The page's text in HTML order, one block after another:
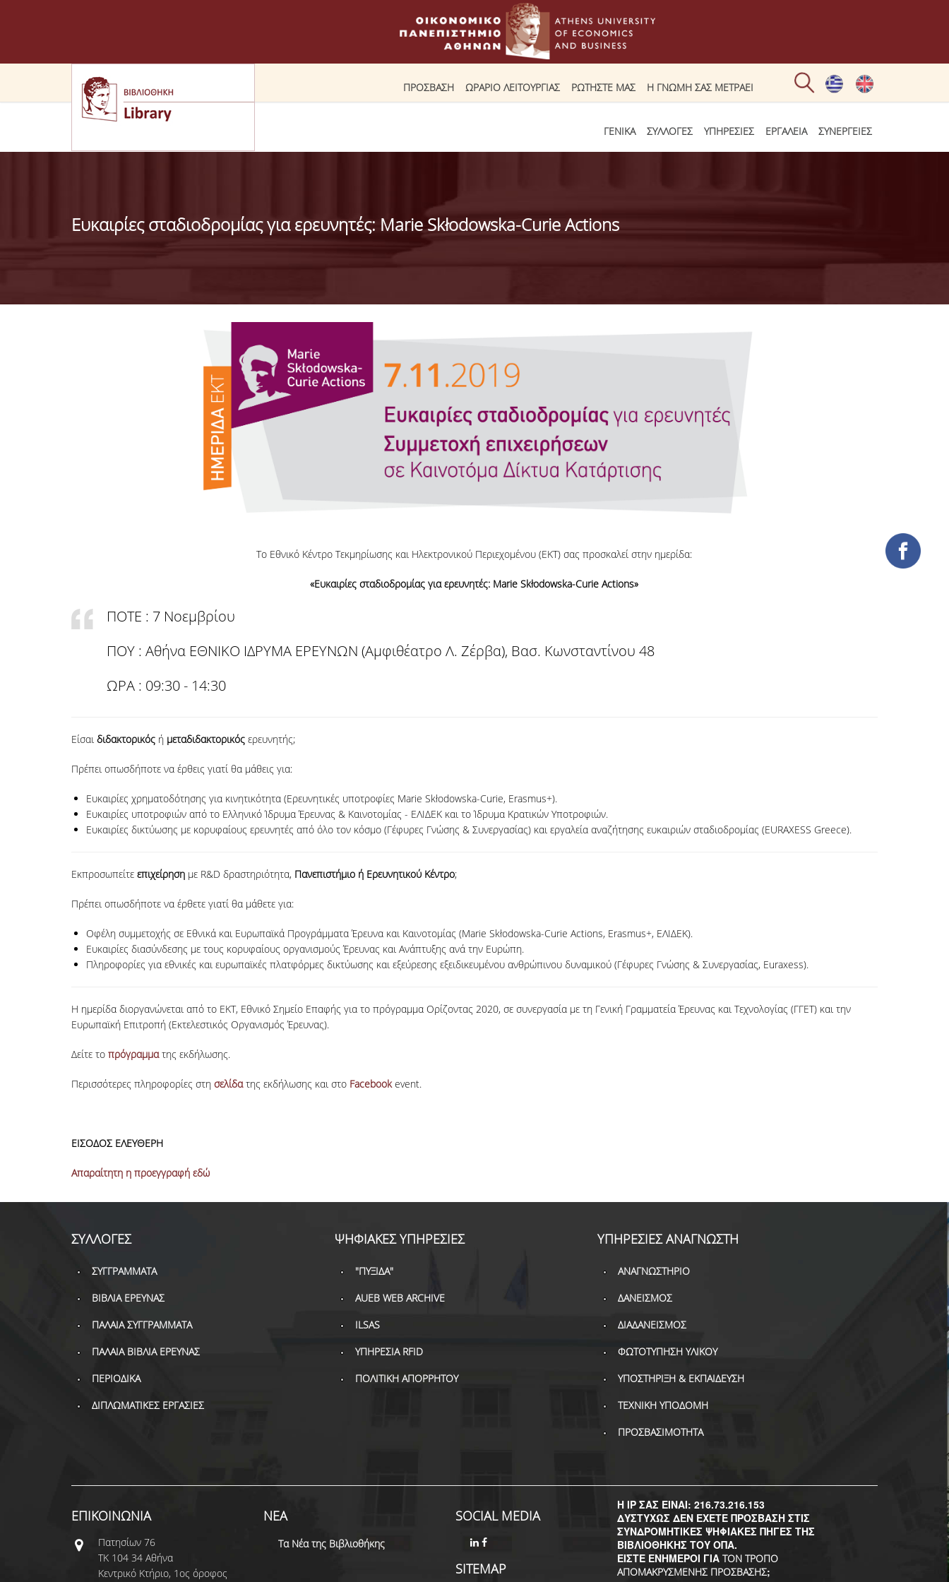
ΠΡΟΣΒΑΣΗ ΩΡΑΡΙΟ ΛΕΙΤΟΥΡΓΙΑΣ ΡΩΤΗΣΤΕ ΜΑΣ Η ΓΝΩΜΗ ΣΑΣ ΜΕΤΡΑΕΙ
ΓΕΝΙΚΑ ΣΥΛΛΟΓΕΣ ΥΠΗΡΕΣΙΕΣ ΕΡΓΑΛΕΙΑ ΣΥΝΕΡΓΕΙΕΣ
Ευκαιρίες σταδιοδρομίας για ερευνητές: Marie Skłodowska-Curie Actions
Το Εθνικό Κέντρο Τεκμηρίωσης και Ηλεκτρονικού Περιεχομένου (ΕΚΤ) σας προσκαλεί στην ημερίδα:
«Ευκαιρίες σταδιοδρομίας για ερευνητές: Marie Skłodowska-Curie Actions»
ΠΟΤΕ : 7 Νοεμβρίου
ΠΟΥ : Αθήνα ΕΘΝΙΚΟ IΔΡΥΜΑ ΕΡΕΥΝΩΝ (Αμφιθέατρο Λ. Ζέρβα), Βασ. Κωνσταντίνου 48
ΩΡΑ : 09:30 - 14:30
Είσαι διδακτορικός ή μεταδιδακτορικός ερευνητής;
Πρέπει οπωσδήποτε να έρθεις γιατί θα μάθεις για:
Ευκαιρίες χρηματοδότησης για κινητικότητα (Ερευνητικές υποτροφίες Marie Skłodowska-Curie, Erasmus+).
Ευκαιρίες υποτροφιών από το Ελληνικό Ίδρυμα Έρευνας & Καινοτομίας - ΕΛΙΔΕΚ και το Ίδρυμα Κρατικών Υποτροφιών.
Ευκαιρίες δικτύωσης με κορυφαίους ερευνητές από όλο τον κόσμο (Γέφυρες Γνώσης & Συνεργασίας) και εργαλεία αναζήτησης ευκαιριών σταδιοδρομίας (EURAXESS Greece).
Εκπροσωπείτε επιχείρησημε R&D δραστηριότητα, Πανεπιστήμιο ή Ερευνητικού Κέντρο;
Πρέπει οπωσδήποτε να έρθετε γιατί θα μάθετε για:
Οφέλη συμμετοχής σε Εθνικά και Ευρωπαϊκά Προγράμματα Έρευνα και Καινοτομίας (Marie Skłodowska-Curie Actions, Erasmus+, ΕΛΙΔΕΚ).
Ευκαιρίες διασύνδεσης με τους κορυφαίους οργανισμούς Έρευνας και Ανάπτυξης ανά την Ευρώπη.
Πληροφορίες για εθνικές και ευρωπαϊκές πλατφόρμες δικτύωσης και εξεύρεσης εξειδικευμένου ανθρώπινου δυναμικού (Γέφυρες Γνώσης & Συνεργασίας, Euraxess).
Η ημερίδα διοργανώνεται από το ΕΚΤ, Εθνικό Σημείο Επαφής για το πρόγραμμα Ορίζοντας 2020, σε συνεργασία με τη Γενική Γραμματεία Έρευνας και Τεχνολογίας (ΓΓΕΤ) και την
Ευρωπαϊκή Επιτροπή (Εκτελεστικός Οργανισμός Έρευνας).
Δείτε το πρόγραμμα της εκδήλωσης.
Περισσότερες πληροφορίες στη σελίδατης εκδήλωσης και στο Facebookevent.
ΕΙΣΟΔΟΣ ΕΛΕΥΘΕΡΗ
Απαραίτητη η προεγγραφή εδώ
ΣΥΛΛΟΓΕΣ
ΣΥΓΓΡΑΜΜΑΤΑ
ΒΙΒΛΙΑ ΕΡΕΥΝΑΣ
ΠΑΛΑΙΑ ΣΥΓΓΡΑΜΜΑΤΑ
ΠΑΛΑΙΑ ΒΙΒΛΙΑ ΕΡΕΥΝΑΣ
ΠΕΡΙΟΔΙΚΑ
ΔΙΠΛΩΜΑΤΙΚΕΣ ΕΡΓΑΣΙΕΣ
ΨΗΦΙΑΚΕΣ ΥΠΗΡΕΣΙΕΣ
"ΠΥΞΙΔΑ"
AUEB WEB ARCHIVE
ILSAS
ΥΠΗΡΕΣΙΑ RFID
ΠΟΛΙΤΙΚΗ ΑΠΟΡΡΗΤΟΥ
ΥΠΗΡΕΣΙΕΣ ΑΝΑΓΝΩΣΤΗ
ΑΝΑΓΝΩΣΤΗΡΙΟ
ΔΑΝΕΙΣΜΟΣ
ΔΙΑΔΑΝΕΙΣΜΟΣ
ΦΩΤΟΤΥΠΗΣΗ ΥΛΙΚΟΥ
ΥΠΟΣΤΗΡΙΞΗ & ΕΚΠΑΙΔΕΥΣΗ
ΤΕΧΝΙΚΗ ΥΠΟΔΟΜΗ
ΠΡΟΣΒΑΣΙΜΟΤΗΤΑ
Η IP ΣΑΣ ΕΙΝΑΙ: 216.73.216.153
ΔΥΣΤΥΧΩΣ ΔΕΝ ΕΧΕΤΕ ΠΡΟΣΒΑΣΗ ΣΤΙΣ
ΣΥΝΔΡΟΜΗΤΙΚΕΣ ΨΗΦΙΑΚΕΣ ΠΗΓΕΣ ΤΗΣ
ΒΙΒΛΙΟΘΗΚΗΣ ΤΟΥ ΟΠΑ.
ΕΙΣΤΕ ΕΝΗΜΕΡΟΙ ΓΙΑ ΤΟΝ ΤΡΟΠΟ
ΑΠΟΜΑΚΡΥΣΜΕΝΗΣ ΠΡΟΣΒΑΣΗΣ;
ΕΠΙΚΟΙΝΩΝΙΑ
Πατησίων 76
ΤΚ 104 34 Αθήνα
Κεντρικό Κτήριο, 1ος όροφος
ΝΕΑ
Τα Νέα της Βιβλιοθήκης
SOCIAL MEDIA
SITEMAP